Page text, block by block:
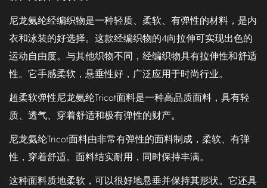
尼龙氨纶经编织物是一种轻质、柔软、有弹性的材料，是内
衣和泳装的好选择。这款经编织物的4向拉伸可实现出色的
运动自由度。与其他织物不同，经编织物具有拉伸性和舒适
性。它手感柔软，悬垂性好，广泛应用于时尚行业。
超柔软弹性尼龙氨纶Tricot面料是一种高品质面料，具有轻
质、透气、穿着舒适和极有弹性的财产。
尼龙氨纶Tricot面料由非常有弹性的面料制成，柔软、有弹
性，穿着舒适。面料结实耐用，同时保持丰满。
这种面料质地柔软，可以很好地悬垂并保持其形状。它还具